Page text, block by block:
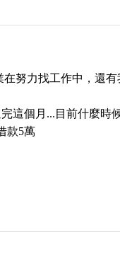
努力找工作中，還
這個月...目前什麼
款5萬